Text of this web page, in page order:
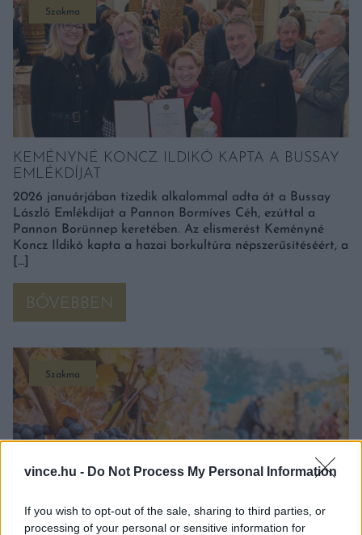
vince.hu - Do Not Process My Personal Information
If you wish to opt-out of the sale, sharing to third parties, or
processing of your personal or sensitive information for
Szakma
KEMÉNYNÉ KONCZ ILDIKÓ KAPTA A BUSSAY
EMLÉKDÍJAT
2026 januárjában tizedik alkalommal adta át a Bussay
László Emlékdíjat a Pannon Bormíves Céh, ezúttal a
Pannon Borünnep keretében. Az elismerést Keményné
Koncz Ildikó kapta a hazai borkultúra népszerűsítéséért, a
[…]
BŐVEBBEN
Szakma